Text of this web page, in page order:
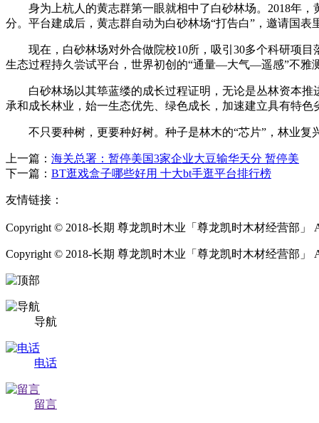
身为上杭人的黄志群第一眼就相中了白砂林场。2018年，
分。平台建成后，黄志群自动为白砂林场“打告白”，邀请国表
现在，白砂林场对外合做院校10所，吸引30多个科研项目
生态过程持久尝试平台，世界初创的“通量—大气—遥感”不雅
白砂林场以其筚蓝缕的成长过程证明，无论是丛林资本推
承和成长林业，始一生态优先、绿色成长，加速建立具有特
不只要种树，更要种好树。种子是林木的“芯片”，林业复
上一篇： 海关总署：暂停美国3家企业大豆输华天分 暂停美
下一篇： BT逛戏盒子哪些好用 十大bt手逛平台排行榜
友情链接：
Copyright © 2018-长期 尊龙凯时木业「尊龙凯时木材经营部」
Copyright © 2018-长期 尊龙凯时木业「尊龙凯时木材经营部」
导航
电话
留言